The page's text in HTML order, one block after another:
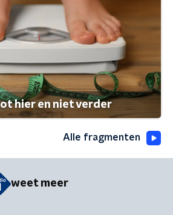
hier en niet verder
Alle fragmenten
weet meer